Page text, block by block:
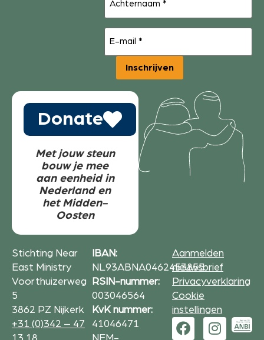
E-
mail(Vereist)
Inschrijven
Donate
Met jouw steun
bouw je mee
aan eenheid in
Nederland en
het Midden-
Oosten
Stichting Near
East Ministry
Voorthuizerweg
5
3862 PZ Nijkerk
+31 (0)342 – 47
IBAN:
NL93ABNA0462453855
RSIN-nummer:
003046564
KvK nummer:
41046471
Aanmelden
nieuwsbrief
Privacyverklaring
Cookie
instellingen